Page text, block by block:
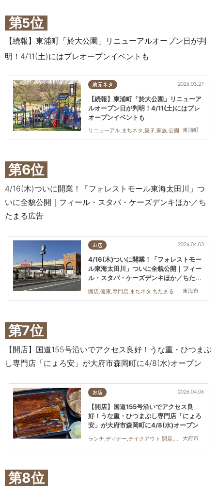
第5位
【続報】東浦町「於大公園」リニューアルオープン日が判
明！4/11(土)にはプレオープンイベントも
地元ネタ
東浦町
2026.03.27
【続報】東浦町「於大公園」リニューア
ルオープン日が判明！4/11(土)にはプレ
オープンイベントも
リニューアル,まちネタ,親子,家族,公園
第6位
4/16(木)ついに開業！「フォレストモール東海太田川」つ
いに全貌公開｜フィール・スタバ・ケーズデンキほか／ち
たまる広告
お店
東海市
2026.04.03
4/16(木)ついに開業！「フォレストモー
ル東海太田川」ついに全貌公開｜フィー
ル・スタバ・ケーズデンキほか／ちたま
る広告
開店,健康,専門店,まちネタ,ちたまる広告
第7位
【開店】国道155号沿いでアクセス良好！うな重・ひつまぶ
し専門店「にょろ安」が大府市森岡町に4/8(水)オープン
お店
大府市
2026.04.06
【開店】国道155号沿いでアクセス良
好！うな重・ひつまぶし専門店「にょろ
安」が大府市森岡町に4/8(水)オープン
ランチ,ディナー,テイクアウト,開店,家族,おひとりさま,友人,KURUTOHP
第8位